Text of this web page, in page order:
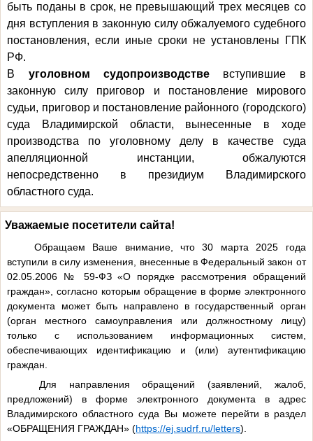
быть поданы в срок, не превышающий трех месяцев со
дня вступления в законную силу обжалуемого судебного
постановления, если иные сроки не установлены ГПК
РФ.
В уголовном судопроизводстве вступившие в
законную силу приговор и постановление мирового
судьи, приговор и постановление районного (городского)
суда Владимирской области, вынесенные в ходе
производства по уголовному делу в качестве суда
апелляционной инстанции, обжалуются
непосредственно в президиум Владимирского
областного суда.
Уважаемые посетители сайта!
Обращаем Ваше внимание, что 30 марта 2025 года
вступили в силу изменения, внесенные в Федеральный закон от
02.05.2006 № 59-ФЗ «О порядке рассмотрения обращений
граждан», согласно которым обращение в форме электронного
документа может быть направлено в государственный орган
(орган местного самоуправления или должностному лицу)
только с использованием информационных систем,
обеспечивающих идентификацию и (или) аутентификацию
граждан.
Для направления обращений (заявлений, жалоб,
предложений) в форме электронного документа в адрес
Владимирского областного суда Вы можете перейти в раздел
«ОБРАЩЕНИЯ ГРАЖДАН» (https://ej.sudrf.ru/letters).